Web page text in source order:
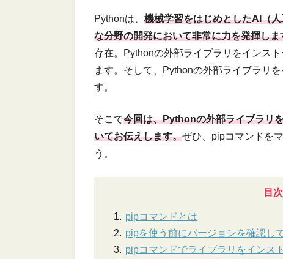
Pythonは、 機械学習をはじめとしたAI（
な分野の開発において非常に力を発揮しま
存在。Pythonの外部ライブラリをインス
ます。そして、Pythonの外部ライブラリ
す。
そこで今回は、Pythonの外部ライブラリ
いてお伝えします。ぜひ、pipコマンドを
う。
目次
pipコマンドとは
pipを使う前にバージョンを確認し
pipコマンドでライブラリをインス